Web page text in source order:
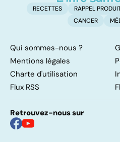
RECETTES RAPPEL
CANCER
Qui sommes-nous ?
Mentions légales
Charte d'utilisation
Flux RSS
Retrouvez-nous sur